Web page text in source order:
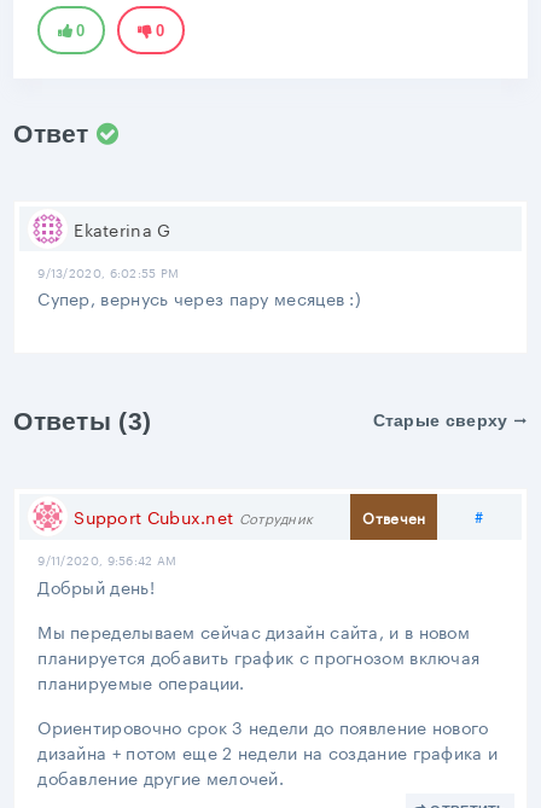
0 0
Ответ
Ekaterina G
9/13/2020, 6:02:55 PM
Супер, вернусь через пару месяцев :)
Ответы (3) Старые сверху
Support Cubux.net Сотрудник Отвечен #
9/11/2020, 9:56:42 AM
Добрый день!
Мы переделываем сейчас дизайн сайта, и в новом
планируется добавить график с прогнозом включая
планируемые операции.
Ориентировочно срок 3 недели до появление нового
дизайна + потом еще 2 недели на создание графика и
добавление другие мелочей.